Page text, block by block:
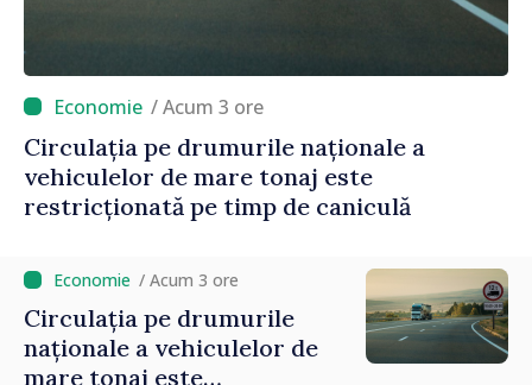
/ Acum 3 ore
Circulația pe drumurile naționale a
vehiculelor de mare tonaj este
restricționată pe timp de caniculă
/ Acum 3 ore
Circulația pe drumurile
naționale a vehiculelor de
mare tonaj este